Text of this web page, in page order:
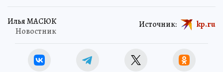
Илья МАСЮК
Новостник
Источник: kp.ru